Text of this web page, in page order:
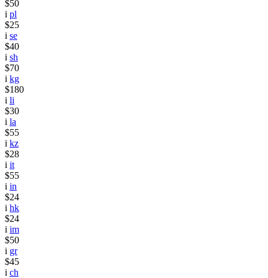
$50
i pl
$25
i se
$40
i sh
$70
i kg
$180
i li
$30
i la
$55
i kz
$28
i it
$55
i in
$24
i hk
$24
i im
$50
i gr
$45
i ch